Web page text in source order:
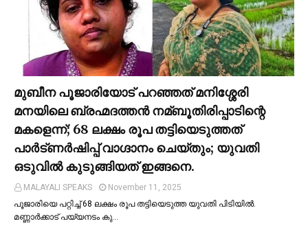
മുബീന പൂജാരിയോട് പറഞ്ഞത് മനിശ്ശേരി
മനയിലെ ബ്രഹ്മദത്തൻ നമ്ബൂതിരിപ്പാടിന്റെ
മകളെന്ന്; 68 ലക്ഷം രൂപ തട്ടിയെടുത്തത്
പാര്‍ട്ണര്‍ഷിപ്പ് വാഗ്ദാനം ചെയ്തും; യുവതി
ഒടുവില്‍ കുടുങ്ങിയത് ഇങ്ങനെ.
MALAYALI SPEAKS
November 11, 2025
പൂജാരിയെ പറ്റിച്ച്‌ 68 ലക്ഷം രൂപ തട്ടിയെടുത്ത യുവതി പിടിയില്‍.
മണ്ണാർക്കാട് പയ്യനടം കു…